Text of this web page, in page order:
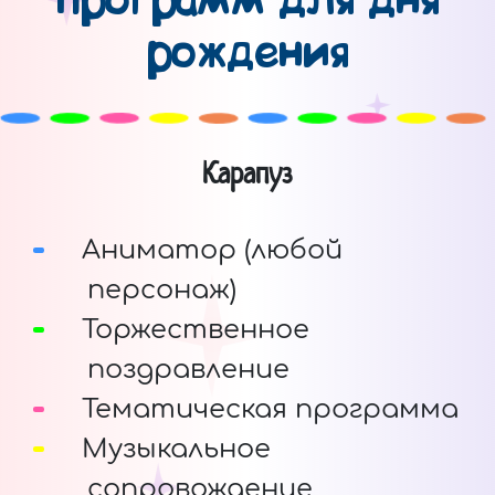
рождения
Карапуз
Аниматор (любой
персонаж)
Торжественное
поздравление
Тематическая программа
Музыкальное
сопровождение